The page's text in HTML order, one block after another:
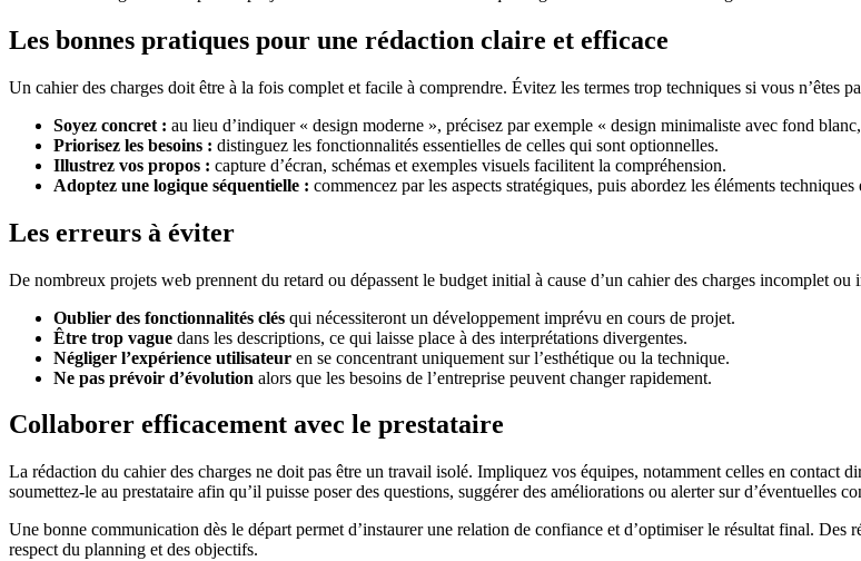
Les bonnes pratiques pour une rédaction claire et efficace
Un cahier des charges doit être à la fois complet et facile à comprendre. Évitez les termes trop techniques si vous n’êtes
Soyez concret : au lieu d’indiquer « design moderne », précisez par exemple « design minimaliste avec fond
Priorisez les besoins : distinguez les fonctionnalités essentielles de celles qui sont optionnelles.
Illustrez vos propos : capture d’écran, schémas et exemples visuels facilitent la compréhension.
Adoptez une logique séquentielle : commencez par les aspects stratégiques, puis abordez les éléments techniques
Les erreurs à éviter
De nombreux projets web prennent du retard ou dépassent le budget initial à cause d’un cahier des charges incomplet
Oublier des fonctionnalités clés qui nécessiteront un développement imprévu en cours de projet.
Être trop vague dans les descriptions, ce qui laisse place à des interprétations divergentes.
Négliger l’expérience utilisateur en se concentrant uniquement sur l’esthétique ou la technique.
Ne pas prévoir d’évolution alors que les besoins de l’entreprise peuvent changer rapidement.
Collaborer efficacement avec le prestataire
La rédaction du cahier des charges ne doit pas être un travail isolé. Impliquez vos équipes, notamment celles en contact
soumettez-le au prestataire afin qu’il puisse poser des questions, suggérer des améliorations ou alerter sur d’éventuelles
Une bonne communication dès le départ permet d’instaurer une relation de confiance et d’optimiser le résultat final.
respect du planning et des objectifs.